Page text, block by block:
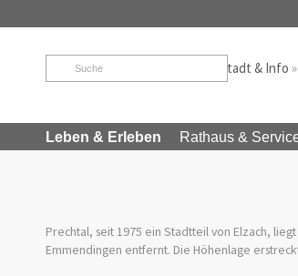
Startseite Stadt & Info »
Leben & Erleben Rathaus &
Prechtal, seit 1975 ein Stadtteil von Elzach,
Emmendingen entfernt. Die Höhenlage